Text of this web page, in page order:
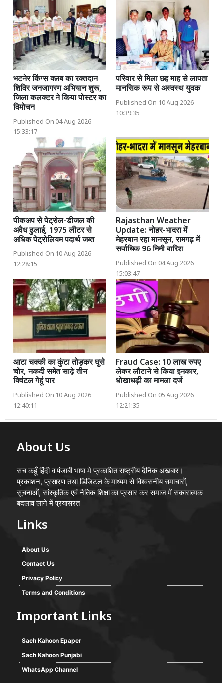
भटनेर किंग्स क्लब का रक्तदान
शिविर जनजागरण अभियान शुरू,
जिला कलक्टर ने किया पोस्टर का
विमोचन
Published On 04 Aug 2026
15:33:17
परिवार से मिला छह माह से लापता
मानसिक रूप से अस्वस्थ युवक
Published On 10 Aug 2026
10:39:35
पीकअप से पेट्रोल-डीजल की
अवैध ढुलाई, 1975 लीटर से
अधिक पेट्रोलियम पदार्थ जब्त
Published On 10 Aug 2026
12:28:15
Rajasthan Weather
Update: नोहर-भादरा में
मेहरबान रहा मानसून, रामगढ़ में
सर्वाधिक 96 मिमी बारिश
Published On 04 Aug 2026
15:03:47
आटा चक्की का कुंटा तोड़कर घुसे
चोर, नकदी समेत साढ़े तीन
क्विंटल गेहूं पार
Published On 10 Aug 2026
12:40:11
Fraud Case: 10 लाख रुपए
लेकर लौटाने से किया इनकार,
धोखाधड़ी का मामला दर्ज
Published On 05 Aug 2026
12:21:35
About Us
सच कहूँ हिंदी व पंजाबी भाषा मे प्रकाशित राष्ट्रीय दैनिक अख़बार।
प्रकाशन, प्रसारण तथा डिजिटल के माध्यम से विश्वसनीय समाचारों,
सूचनाओं, सांस्कृतिक एवं नैतिक शिक्षा का प्रसार कर समाज में सकारात्मक
बदलाव लाने में प्रयासरत
Links
About Us
Contact Us
Privacy Policy
Terms and Conditions
Important Links
Sach Kahoon Epaper
Sach Kahoon Punjabi
WhatsApp Channel